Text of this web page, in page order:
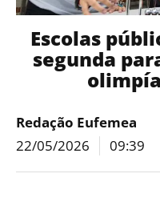
Escolas
segunda
Redação Eufemea
22/05/2026
09:39